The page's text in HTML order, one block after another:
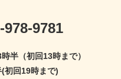
978-9781
半（初回13時まで）
初回19時まで)